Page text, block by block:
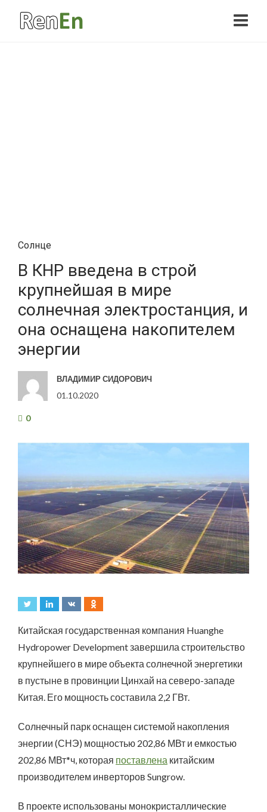
Солнце
В КНР введена в строй
крупнейшая в мире
солнечная электростанция, и
она оснащена накопителем
энергии
ВЛАДИМИР СИДОРОВИЧ
01.10.2020
0
Китайская государственная компания Huanghe
Hydropower Development завершила строительство
крупнейшего в мире объекта солнечной энергетики
в пустыне в провинции Цинхай на северо-западе
Китая. Его мощность составила 2,2 ГВт.
Солнечный парк оснащен системой накопления
энергии (СНЭ) мощностью 202,86 МВт и емкостью
202,86 МВт*ч, которая поставлена китайским
производителем инверторов Sungrow.
В проекте использованы монокристаллические